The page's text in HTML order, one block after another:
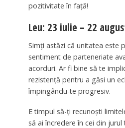
pozitivitate în față!
Leu: 23 iulie – 22
Simți astăzi că unitatea este
sentiment de parteneriate
acorduri. Ar fi bine să te
rezistență pentru a găsi un
împingându-te progresiv.
E timpul să-ți recunoști
să ai încredere în cei din